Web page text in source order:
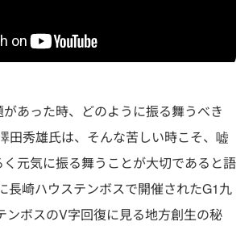
あった時、どのように振る舞うべき
田秀雄氏は、そんな苦しい時こそ、嘘
元気に振る舞うことが大切であると語
長崎ハウステンボスで開催されたG1九
ンボスのV字回復に見る地方創生の秘